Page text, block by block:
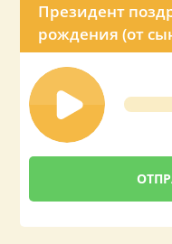
Президент
рождения (от